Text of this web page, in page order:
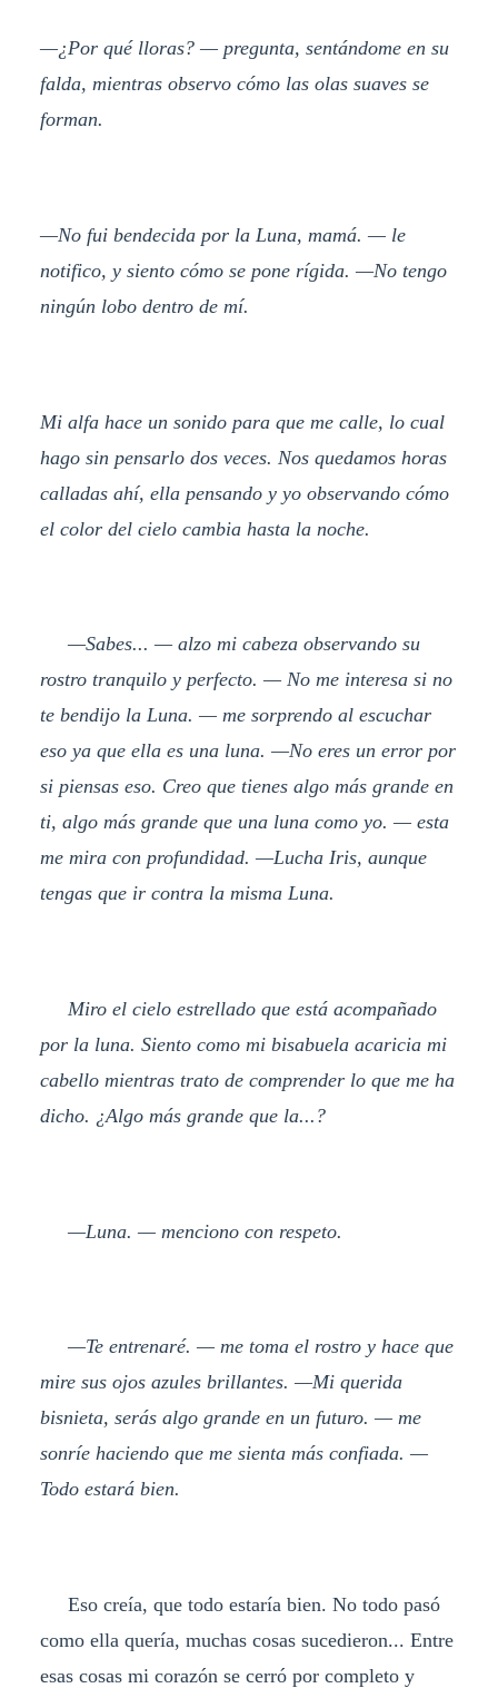
—¿Por qué lloras? — pregunta, sentándome en su
falda, mientras observo cómo las olas suaves se
forman.
—No fui bendecida por la Luna, mamá. — le
notifico, y siento cómo se pone rígida. —No tengo
ningún lobo dentro de mí.
Mi alfa hace un sonido para que me calle, lo cual
hago sin pensarlo dos veces. Nos quedamos horas
calladas ahí, ella pensando y yo observando cómo
el color del cielo cambia hasta la noche.
—Sabes... — alzo mi cabeza observando su
rostro tranquilo y perfecto. — No me interesa si no
te bendijo la Luna. — me sorprendo al escuchar
eso ya que ella es una luna. —No eres un error por
si piensas eso. Creo que tienes algo más grande en
ti, algo más grande que una luna como yo. — esta
me mira con profundidad. —Lucha Iris, aunque
tengas que ir contra la misma Luna.
Miro el cielo estrellado que está acompañado
por la luna. Siento como mi bisabuela acaricia mi
cabello mientras trato de comprender lo que me ha
dicho. ¿Algo más grande que la...?
—Luna. — menciono con respeto.
—Te entrenaré. — me toma el rostro y hace que
mire sus ojos azules brillantes. —Mi querida
bisnieta, serás algo grande en un futuro. — me
sonríe haciendo que me sienta más confiada. —
Todo estará bien.
Eso creía, que todo estaría bien. No todo pasó
como ella quería, muchas cosas sucedieron... Entre
esas cosas mi corazón se cerró por completo y